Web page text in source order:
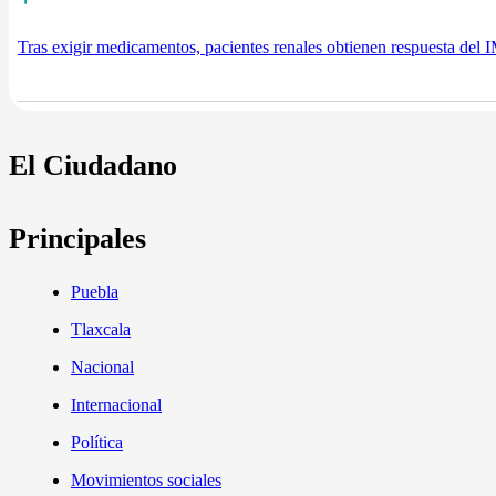
Tras exigir medicamentos, pacientes renales obtienen respuesta del
El Ciudadano
Principales
Puebla
Tlaxcala
Nacional
Internacional
Política
Movimientos sociales